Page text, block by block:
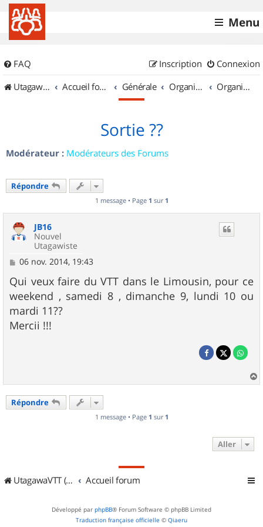
Menu
FAQ Connexion
Inscription
UtagawaVTT (Randos VTT et VTTAE avec traces GPS)
Accueil forum Générale Organisation de sorties & Recherche de partenaires Organisation de sorties en région Limousin
Sortie ??
Modérateur : Modérateurs des Forums
Répondre
1 message • Page 1 sur 1
JB16
Nouvel
Utagawiste
M
s
s
a
g
e
06 nov. 2014, 19:43
Qui veux faire du VTT dans le Limousin, pour ce
weekend , samedi 8 , dimanche 9, lundi 10 ou
mardi 11??
Mercii !!!
a
Répondre
1 message • Page 1 sur 1
Aller
UtagawaVTT (Randos VTT et VTTAE avec traces GPS) Accueil forum
Développé par phpBB® Forum Software © phpBB Limited
Traduction française officielle © Qiaeru